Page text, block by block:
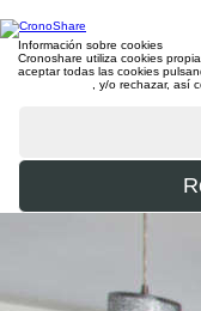
Información sobre cookies
Cronoshare utiliza cookies
aceptar todas las cookies
, y/o rechazar, así